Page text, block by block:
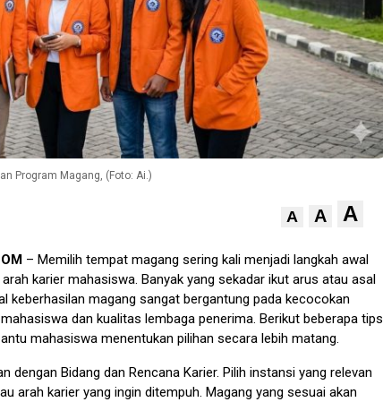
Program Magang, (Foto: Ai.)
A A A
– Memilih tempat magang sering kali menjadi langkah awal
karier mahasiswa. Banyak yang sekadar ikut arus atau asal
keberhasilan magang sangat bergantung pada kecocokan
dan kualitas lembaga penerima. Berikut beberapa tips
mahasiswa menentukan pilihan secara lebih matang.
dengan Bidang dan Rencana Karier. Pilih instansi yang relevan
arah karier yang ingin ditempuh. Magang yang sesuai akan